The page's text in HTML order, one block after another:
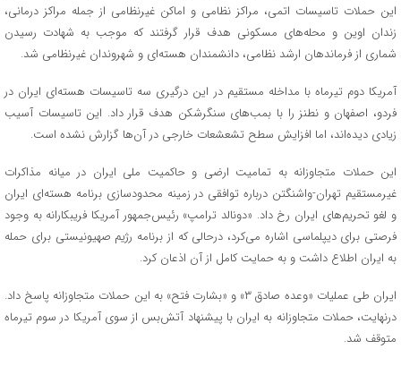
این حملات تاسیسات اتمی، مراکز نظامی و اماکن غیرنظامی از جمله مراکز درمانی،
زندان اوین و محله‌های مسکونی هدف قرار گرفتند که موجب به شهادت رسیدن
شماری از فرماندهان ارشد نظامی، دانشمندان هسته‌ای و شهروندان غیرنظامی شد.
آمریکا دوم تیرماه با مداخله مستقیم در این درگیری سه تاسیسات هسته‌ای ایران در
فردو، اصفهان و نطنز را با بمب‌های سنگرشکن هدف قرار داد. این تاسیسات آسیب
زیادی دیده‌اند، اما افزایش سطح تشعشعات خارجی در آن‌ها گزارش نشده است.
این حملات متجاوزانه به تمامیت ارضی و حاکمیت ملی ایران در میانه مذاکرات
غیرمستقیم تهران-واشنگتن درباره توافقی در زمینه محدودسازی برنامه هسته‌ای ایران
و لغو تحریم‌های ایران رخ داد. «دونالد ترامپ» رئیس‌جمهور آمریکا فریبکارانه به وجود
فرصتی برای دیپلماسی اشاره می‌کرد، درحالی که از برنامه رژیم صهیونیستی برای حمله
به ایران اطلاع داشت و به حمایت کامل از آن اذعان کرد.
ایران طی عملیات «وعده صادق ۳» و «بشارت فتح» به این حملات متجاوزانه پاسخ داد.
درنهایت، حملات متجاوزانه به ایران با پیشنهاد آتش‌بس از سوی آمریکا در سوم تیرماه
متوقف شد.